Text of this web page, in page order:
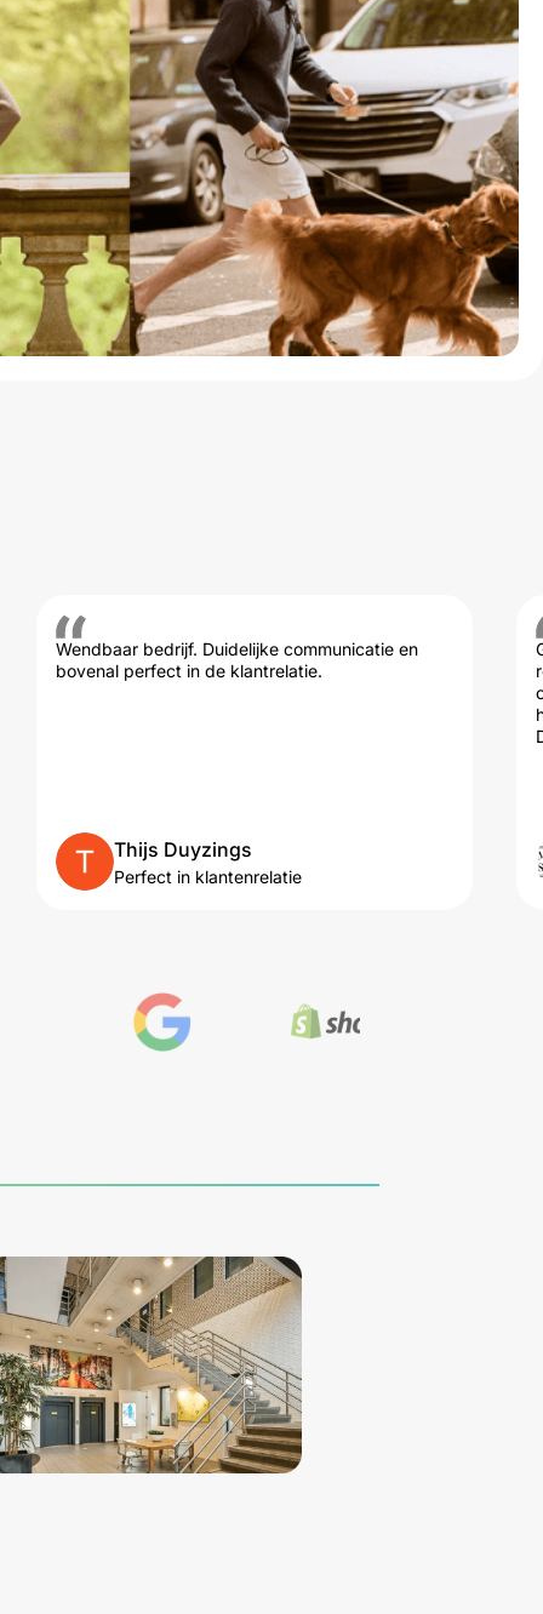
Wendbaar bedrijf. Duidelijke communicatie en
bovenal perfect in de klantrelatie.
Thijs Duyzings
Perfect in klantenrelatie